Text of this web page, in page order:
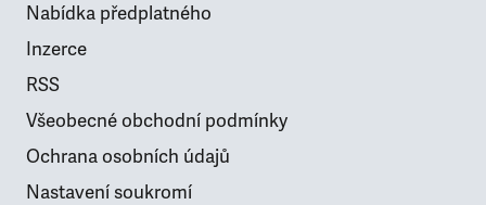
Nabídka předplatného
Inzerce
RSS
Všeobecné obchodní podmínky
Ochrana osobních údajů
Nastavení soukromí